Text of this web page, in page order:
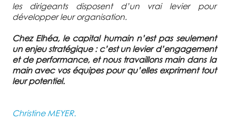
les dirigeants disposent d’un vrai levier pour
développer leur organisation.
Chez Elhéa, le capital humain n’est pas seulement
un enjeu stratégique : c’est un levier d’engagement
et de performance, et nous travaillons main dans la
main avec vos équipes pour qu’elles expriment tout
leur potentiel.
Christine MEYER.